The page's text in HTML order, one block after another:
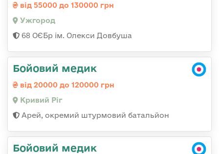
від 55000 до 130000 грн
Ужгород
68 ОЄБр ім. Олекси Довбуша
Бойовий медик
від 20000 до 120000 грн
Кривий Ріг
Арей, окремий штурмовий батальйон
Бойовий медик